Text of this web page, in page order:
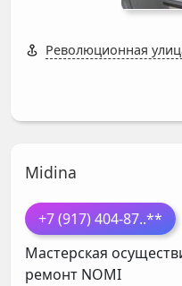
Революционная
Midina
+7 (917) 404-87..**
Мастерская
ремонт NOMI